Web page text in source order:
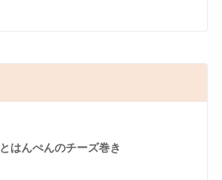
はんぺんのチーズ巻き